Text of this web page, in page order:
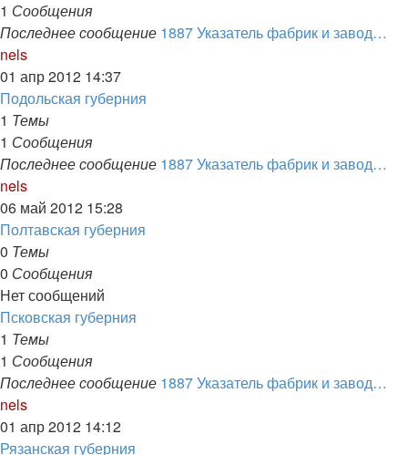
1 Сообщения
Последнее сообщение 1887 Указатель фабрик и завод…
nelsПерейти
к
последнему
сообщению
01 апр 2012 14:37
Подольская губерния
1 Темы
1 Сообщения
Последнее сообщение 1887 Указатель фабрик и завод…
nelsПерейти
к
последнему
сообщению
06 май 2012 15:28
Полтавская губерния
0 Темы
0 Сообщения
Нет сообщений
Псковская губерния
1 Темы
1 Сообщения
Последнее сообщение 1887 Указатель фабрик и завод…
nelsПерейти
к
последнему
01 апр 2012 14:12
Рязанская губерния